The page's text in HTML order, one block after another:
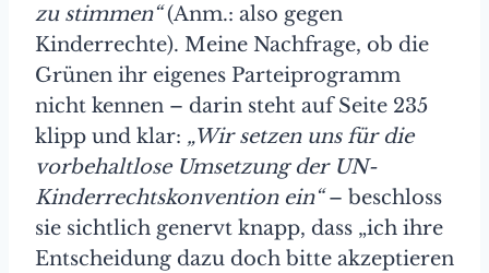
zu stimmen“(Anm.: also gegen
Kinderrechte). Meine Nachfrage, ob die
Grünen ihr eigenes Parteiprogramm
nicht kennen – darin steht auf Seite 235
klipp und klar: „Wir setzen uns für die
vorbehaltlose Umsetzung der UN-
Kinderrechtskonvention ein“– beschloss
sie sichtlich genervt knapp, dass „ich ihre
Entscheidung dazu doch bitte akzeptieren